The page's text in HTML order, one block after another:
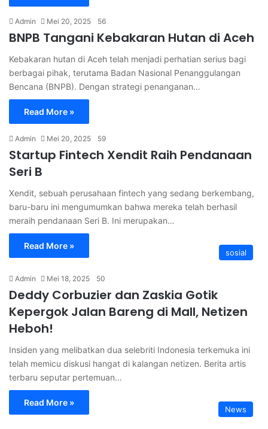
Admin Mei 20, 2025 56
BNPB Tangani Kebakaran Hutan di Aceh
Kebakaran hutan di Aceh telah menjadi perhatian serius bagi
berbagai pihak, terutama Badan Nasional Penanggulangan
Bencana (BNPB). Dengan strategi penanganan…
Read More »
Admin Mei 20, 2025 59
Startup Fintech Xendit Raih Pendanaan
Seri B
Xendit, sebuah perusahaan fintech yang sedang berkembang,
baru-baru ini mengumumkan bahwa mereka telah berhasil
meraih pendanaan Seri B. Ini merupakan…
Read More »
sosial
Admin Mei 18, 2025 50
Deddy Corbuzier dan Zaskia Gotik
Kepergok Jalan Bareng di Mall, Netizen
Heboh!
Insiden yang melibatkan dua selebriti Indonesia terkemuka ini
telah memicu diskusi hangat di kalangan netizen. Berita artis
terbaru seputar pertemuan…
Read More »
News